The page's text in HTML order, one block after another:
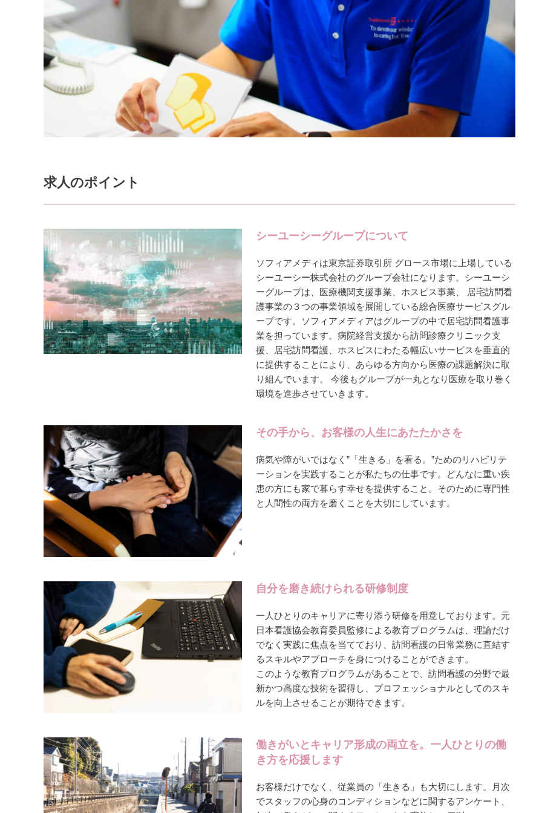
求人のポイント
シーユーシーグループについて
ソフィアメディは東京証券取引所 グロース市場に上場している
シーユーシー株式会社のグループ会社になります。シーユーシ
ーグループは、医療機関支援事業、ホスピス事業、 居宅訪問看
護事業の３つの事業領域を展開している総合医療サービスグル
ープです。ソフィアメディアはグループの中で居宅訪問看護事
業を担っています。病院経営支援から訪問診療クリニック支
援、居宅訪問看護、ホスピスにわたる幅広いサービスを垂直的
に提供することにより、あらゆる方向から医療の課題解決に取
り組んでいます。 今後もグループが一丸となり医療を取り巻く
環境を進歩させていきます。
その手から、お客様の人生にあたたかさを
病気や障がいではなく”「生きる」を看る。”ためのリハビリテ
ーションを実践することが私たちの仕事です。どんなに重い疾
患の方にも家で暮らす幸せを提供すること。そのために専門性
と人間性の両方を磨くことを大切にしています。
自分を磨き続けられる研修制度
一人ひとりのキャリアに寄り添う研修を用意しております。元
日本看護協会教育委員監修による教育プログラムは、理論だけ
でなく実践に焦点を当てており、訪問看護の日常業務に直結す
るスキルやアプローチを身につけることができます。
このような教育プログラムがあることで、訪問看護の分野で最
新かつ高度な技術を習得し、プロフェッショナルとしてのスキ
ルを向上させることが期待できます。
働きがいとキャリア形成の両立を。一人ひとりの働
き方を応援します
お客様だけでなく、従業員の「生きる」も大切にします。月次
でスタッフの心身のコンディションなどに関するアンケート、